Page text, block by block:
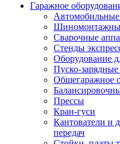
Гаражное
Сварочные
Стенды
Оборудование
Пуско-зарядные
Общегаражное
Прессы
Кран-гуси
Кантователи и
передач